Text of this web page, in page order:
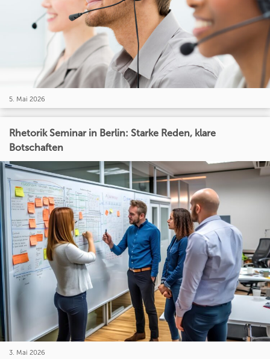
5. Mai 2026
Rhetorik Seminar in Berlin: Starke Reden, klare
Botschaften
3. Mai 2026